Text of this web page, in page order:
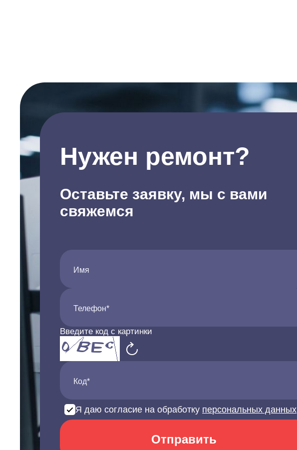
Нужен ремонт?
Оставьте заявку, мы с вами
свяжемся
Имя
Телефон*
Введите код с картинки
Код*
Я даю согласие на обработку персональных данных
Отправить